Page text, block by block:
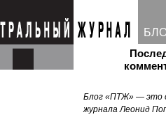
Блог «ПТЖ» — это
журнала Леонид